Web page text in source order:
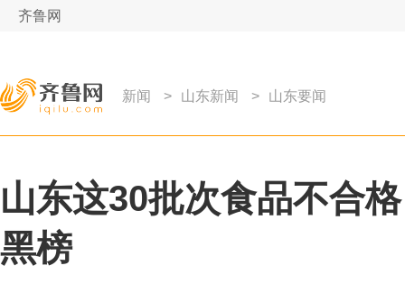
齐鲁网
新闻 > 山东新闻 > 山东要闻
山东这30批次食品不合
黑榜